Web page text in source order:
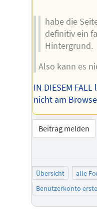
habe die
definitiv ein
Hintergrund.
Also kann es
IN DIESEM
nicht am
Beitrag melden
Übersicht alle
Benutzerkonto